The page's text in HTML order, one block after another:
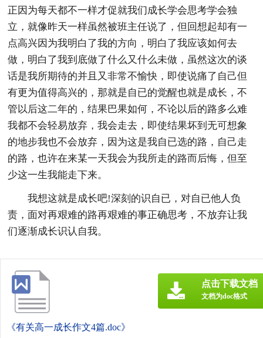
正因为每天都不一样才促就我们成长学会思考学会独
立，就像昨天一样虽然被班主任说了，但回想起却有一
点高兴因为我明白了我的方向，明白了我应该如何去
做，明白了我到底做了什么又什么未做，虽然这次的谈
话是我所期待的并且又非常不愉快，即使说痛了自己但
有更为值得高兴的，那就是自已的觉醒也就是成长，不
管以后这二年的，结果巴果如何，不论以后的路多么难
我都不会轻易放弃，我会走去，即使结果坏到无可想象
的地步我也不会放弃，因为这是我自已选的路，自己走
的路，也许在来某一天我会为我所走的路而后悔，但至
少这一生我能走下来。
我想这就是成长吧!深刻的识自已，对自已他人负
责，面对再艰难的路再艰难的事正确思考，不放弃让我
们逐渐成长识认自我。
《有关高一成长作文4篇.doc》
点击下载文档
文档为doc格式